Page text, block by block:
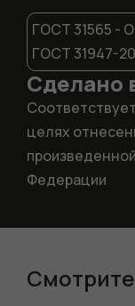
ГОСТ 31565 -
ГОСТ 31947-
Сделано
целях
Федерации